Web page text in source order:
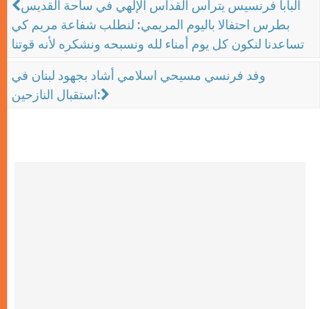
البابا فرنسيس يترأس القداس الإلهي في ساحة القديس
بطرس احتفالا باليوم المريمي: لنطلب شفاعة مريم كي
تساعدنا لنكون كل يوم أمناء لله ونسبحه ونشكره لأنه قوتنا
وفد فرنسي مسيحي اسلامي أشاد بجهود لبنان في
استقبال النازحين: